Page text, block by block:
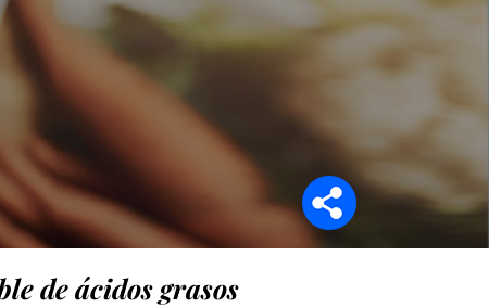
Síganos en
de ácidos grasos